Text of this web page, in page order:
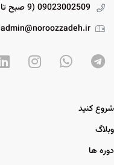
09023002509 (9 صبح تا 5 عصر ، شنبه - پنج شنبه)
admin@noroozzadeh.ir
شروع کنید
وبلاگ
دوره ها